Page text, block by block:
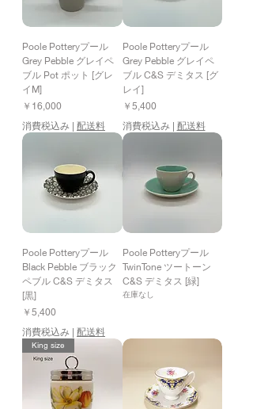
Poole Potteryプール
Grey Pebble グレイペ
ブル Pot ポット [グレ
イM]
価格
￥16,000
消費税込み
配送料
Poole Potteryプール
Grey Pebble グレイペ
ブル C&S デミタス [グ
レイ]
価格
￥5,400
消費税込み| 配送料
Poole Potteryプール
Black Pebble ブラック
ペブル C&S デミタス
[黒]
価格
￥5,400
消費税込み | 配送料
Poole Potteryプール
TwinTone ツートーン
C&S デミタス [緑]
在庫なし
King size